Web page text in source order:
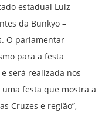
estadual Luiz
da Bunkyo –
O parlamentar
para a festa
será realizada nos
uma festa que mostra a
Cruzes e região”,